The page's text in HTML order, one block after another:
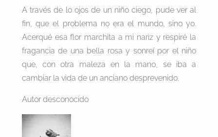
A través de lo ojos de un niño ciego, pude ver al
fin, que el problema no era el mundo, sino yo.
Acerqué esa flor marchita a mi nariz y respiré la
fragancia de una bella rosa y sonreí por el niño
que, con otra maleza en la mano, se iba a
cambiar la vida de un anciano desprevenido.
Autor desconocido